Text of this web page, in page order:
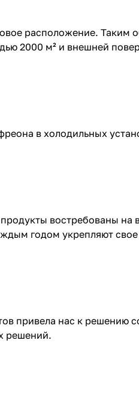
расположение.
2000 м² и внешней
в холодильных
востребованы на
годом укрепляют
привела нас к решению
решений.